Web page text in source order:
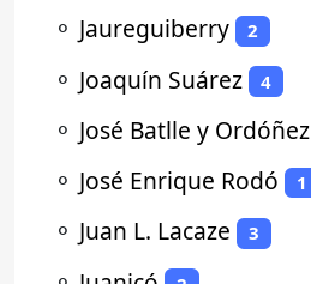
⚬ Jaureguiberry 2
⚬ Joaquín Suárez 4
⚬ José Batlle y Ordóñez
⚬ José Enrique Rodó 1
⚬ Juan L. Lacaze 3